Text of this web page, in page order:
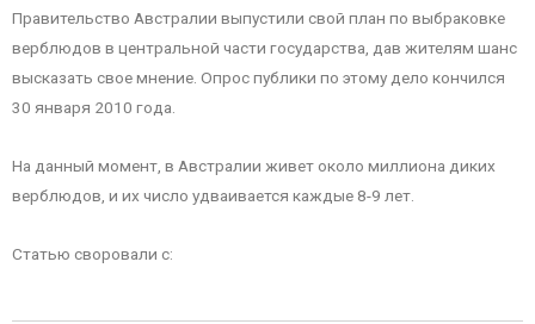
Правительство Австралии выпустили свой план по выбраковке
верблюдов в центральной части государства, дав жителям шанс
высказать свое мнение. Опрос публики по этому дело кончился
30 января 2010 года.
На данный момент, в Австралии живет около миллиона диких
верблюдов, и их число удваивается каждые 8-9 лет.
Статью своровали с: